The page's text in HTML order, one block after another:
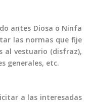
antes Diosa o Ninfa
las normas que fije
al vestuario (disfraz),
generales, etc.
a las interesadas